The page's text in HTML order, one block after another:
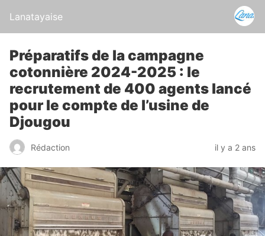
Lanatayaise
Préparatifs de la campagne
cotonnière 2024-2025 : le
recrutement de 400 agents lancé
pour le compte de l’usine de
Djougou
Rédaction il y a 2 ans